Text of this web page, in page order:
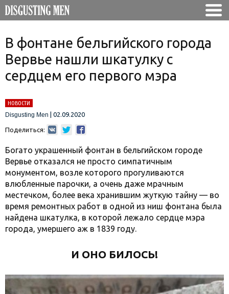
В фонтане бельгийского города
Вервье нашли шкатулку с
сердцем его первого мэра
НОВОСТИ
Disgusting Men
02.09.2020
Поделиться:
Богато украшенный фонтан в бельгийском городе
Вервье отказался не просто симпатичным
монументом, возле которого прогуливаются
влюбленные парочки, а очень даже мрачным
местечком, более века хранившим жуткую тайну — во
время ремонтных работ в одной из ниш фонтана была
найдена шкатулка, в которой лежало сердце мэра
города, умершего аж в 1839 году.
И ОНО БИЛОСЬ!